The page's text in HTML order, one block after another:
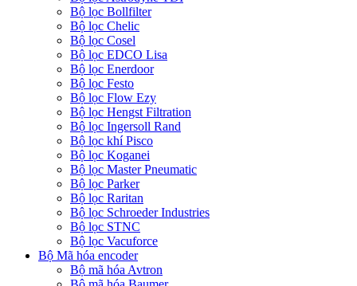
Bộ lọc Bollfilter
Bộ lọc Chelic
Bộ lọc Cosel
Bộ lọc EDCO Lisa
Bộ lọc Enerdoor
Bộ lọc Festo
Bộ lọc Flow Ezy
Bộ lọc Hengst Filtration
Bộ lọc Ingersoll Rand
Bộ lọc khí Pisco
Bộ lọc Koganei
Bộ lọc Master Pneumatic
Bộ lọc Parker
Bộ lọc Raritan
Bộ lọc Schroeder Industries
Bộ lọc STNC
Bộ lọc Vacuforce
Bộ Mã hóa encoder
Bộ mã hóa Avtron